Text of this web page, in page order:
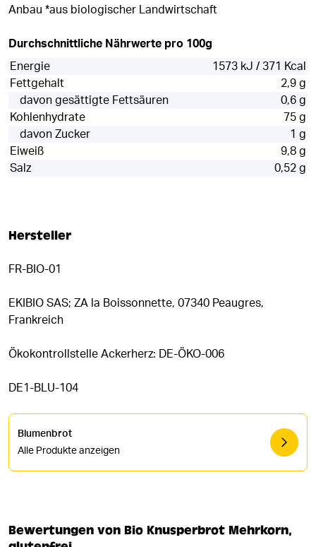
Anbau *aus biologischer Landwirtschaft
Durchschnittliche Nährwerte pro 100g
Energie
1573 kJ / 371 Kcal
Fettgehalt
2,9 g
davon gesättigte Fettsäuren
0,6 g
Kohlenhydrate
75 g
davon Zucker
1 g
Eiweiß
9,8 g
Salz
0,52 g
Hersteller
FR-BIO-01
EKIBIO SAS; ZA la Boissonnette, 07340 Peaugres,
Frankreich
Ökokontrollstelle Ackerherz: DE-ÖKO-006
DE1-BLU-104
Blumenbrot
Alle Produkte anzeigen
Bewertungen von Bio Knusperbrot Mehrkorn,